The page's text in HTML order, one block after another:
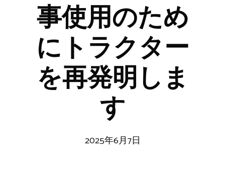
事使用のため
にトラクター
を再発明しま
す
2025年6月7日